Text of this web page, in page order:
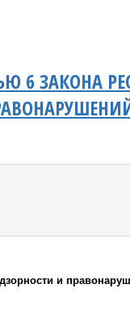
6 ЗАКОНА
и